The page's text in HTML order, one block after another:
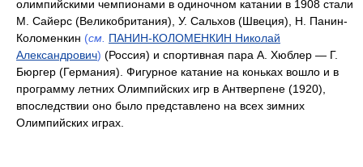
олимпийскими чемпионами в одиночном катании в 1908 стали
М. Сайерс (Великобритания), У. Сальхов (Швеция), Н. Панин-
Коломенкин (см. ПАНИН-КОЛОМЕНКИН Николай
Александрович) (Россия) и спортивная пара А. Хюблер — Г.
Бюргер (Германия). Фигурное катание на коньках вошло и в
программу летних Олимпийских игр в Антверпене (1920),
впоследствии оно было представлено на всех зимних
Олимпийских играх.